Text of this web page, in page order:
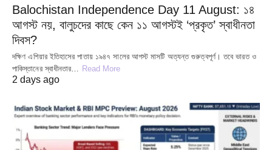
Balochistan Independence Day 11 August: ১৪
আগস্ট নয়, বালুচদের কাছে কেন ১১ আগস্টই ‘প্রকৃত’ স্বাধীনতা
দিবস?
দক্ষিণ এশিয়ার ইতিহাসের পাতায় ১৯৪৭ সালের আগস্ট মাসটি অত্যন্ত গুরুত্বপূর্ণ। তবে ভারত ও
পাকিস্তানের স্বাধীনতার…
Read More
2 days ago